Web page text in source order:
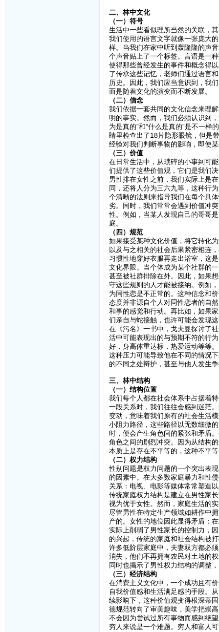
二、林中文化
（一）符号
生活中一些看似理所当然的关联，
我们使用的语言文字就像一张庞大
样。当我们在家中听到轰隆隆的声
个声音贴上了一个标签。言语是一
使得那些曾经发生的事件和概念得
了传承这些记忆，老师们通过语言
历史。因此，我们应当意识到，我
而是随着文化的演变而不断发展。
（二）信念
我们依据一套共同的文化信念来理
明的事实。然而，我们必须认识到
为是真的”和“什么是真的”是不一
睛里检查出了18片隐形眼镜，但是
经验对我们判断事物的影响，即使
（三）价值
在日常生活中，从琐碎的小事到可
们提供了这些价值观，它们是我们
男性排在女性之前，我们实际上是
同，还将人分为三六九等，这种行
个清晰的法则来指导我们在每个具
劣。同时，我们常常会遇到价值冲
性。例如，当某人发现自己的哥哥
庭。
（四）规范
如果接受某种文化价值，将它转化
以及与之相关的社会后果紧密相连
习惯性地穿好衣服再走出浴室，这
文化界限。当个体成为某个社群的
甚至被社群排除在外。因此，如果
守这些规则的人才能被接纳。例如
为同性恋是不正常的。这种信念和
态度并非源自个人对同性恋者的自
和事的感觉和行动。再比如，如果
们亲自与蛇接触，也许可能会发现
在《污名》一书中，戈夫曼探讨了
活中可能表现出的与预期不符的行
好，身高体重达标，热爱运动等等
这种压力可能导致他在不同的情况
的不同之处辩护，甚至与他人发生
三、林中结构
（一）结构位置
我们每个人都在社会体系中占据着
一段关系时，我们往往会感到迷茫
变动，意味着我们原有的社会生活
小阻力路径，这些路径以无数细微
时，便会产生角色间的紧张和矛盾
角色之间的剧烈冲突。因为从结构
本质上是存在不平等的，这种不平
（二）权力结构
性别问题是权力问题的一个突出表
的因素中。在大多数家庭暴力和性
关系：电视、电影等媒体常常塑造
传统家庭权力结构是建立在男性家
视为优于女性。然而，家庭生活的
尽管男性在特定生产领域如耕作中
产的。女性的地位因此显得矛盾：
实际上削弱了男性家长的控制力，
的兴起，传统的家庭和社会结构被
许多低阶层家庭中，夫妻双方都必
消失，他们不再拥有农民对土地的
同时也揭示了男性权力结构的调整
（三）经济结构
在消费主义文化中，一个成功且有
自我价值感和生活满足感的手段。
续影响下，这种价值观变得根深蒂
德规范转向了审美趣味，美学把崇
不会因为尝试过所有事物而感到绝
穷人来说是一个难题。穷人和富人